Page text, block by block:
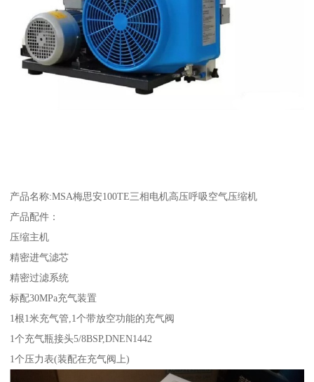
产品名称:MSA梅思安100TE三相电机高压呼吸空气压缩机
产品配件：
压缩主机
精密进气滤芯
精密过滤系统
标配30MPa充气装置
1根1米充气管,1个带放空功能的充气阀
1个充气瓶接头5/8BSP,DNEN1442
1个压力表(装配在充气阀上)